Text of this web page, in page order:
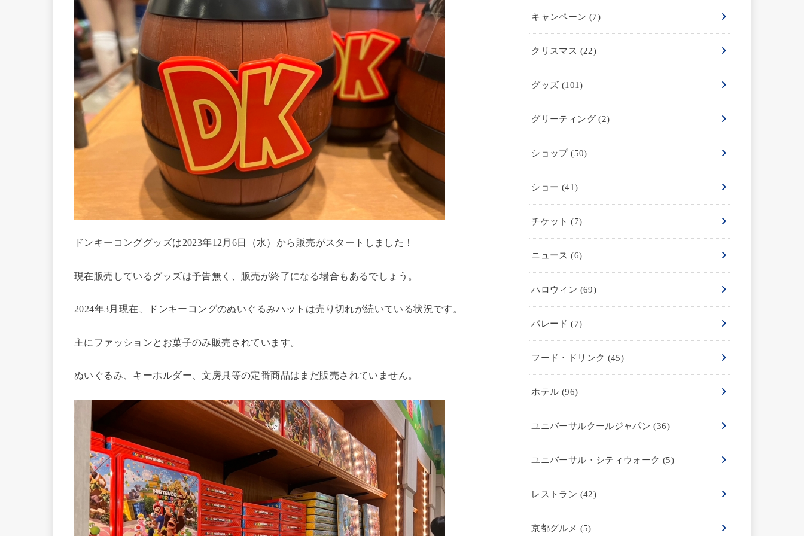
ドンキーコンググッズは2023年12月6日（水）から販売がスタートしました！
現在販売しているグッズは予告無く、販売が終了になる場合もあるでしょう。
2024年3月現在、ドンキーコングのぬいぐるみハットは売り切れが続いている状況です。
主にファッションとお菓子のみ販売されています。
ぬいぐるみ、キーホルダー、文房具等の定番商品はまだ販売されていません。
キャンペーン (7)
クリスマス (22)
グッズ (101)
グリーティング(2)
ショップ(50)
ショー (41)
チケット(7)
ニュース(6)
ハロウィン (69)
パレード(7)
フード・ドリンク (45)
ホテル (96)
ユニバーサルクールジャパン(36)
ユニバーサル・シティウォーク (5)
レストラン (42)
京都グルメ (5)